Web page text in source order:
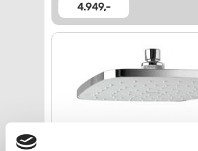
4.949,-